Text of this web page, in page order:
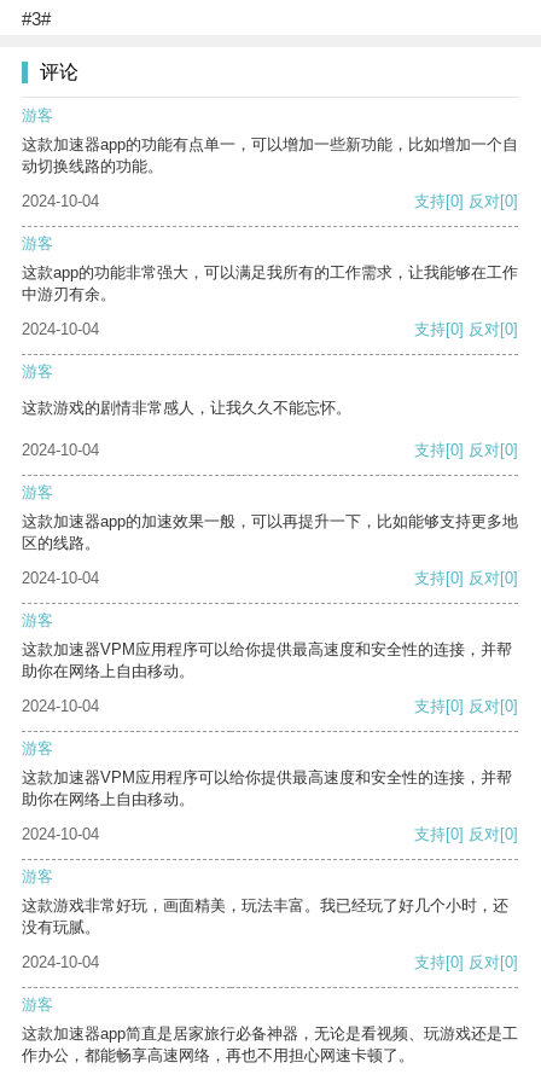
#3#
评论
游客
这款加速器app的功能有点单一，可以增加一些新功能，比如增加一个自
动切换线路的功能。
2024-10-04
支持[0] 反对[0]
游客
这款app的功能非常强大，可以满足我所有的工作需求，让我能够在工作
中游刃有余。
2024-10-04
支持[0] 反对[0]
游客
这款游戏的剧情非常感人，让我久久不能忘怀。
2024-10-04 支持[0] 反对[0]
游客
这款加速器app的加速效果一般，可以再提升一下，比如能够支持更多地
区的线路。
2024-10-04
支持[0] 反对[0]
游客
这款加速器VPM应用程序可以给你提供最高速度和安全性的连接，并帮
助你在网络上自由移动。
2024-10-04
支持[0] 反对[0]
游客
这款加速器VPM应用程序可以给你提供最高速度和安全性的连接，并帮
助你在网络上自由移动。
2024-10-04
支持[0] 反对[0]
游客
这款游戏非常好玩，画面精美，玩法丰富。我已经玩了好几个小时，还
没有玩腻。
2024-10-04
支持[0] 反对[0]
游客
这款加速器app简直是居家旅行必备神器，无论是看视频、玩游戏还是工
作办公，都能畅享高速网络，再也不用担心网速卡顿了。